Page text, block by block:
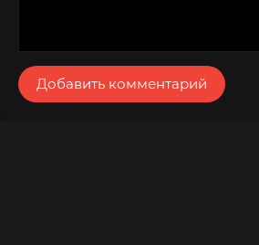
Добавить комментарий